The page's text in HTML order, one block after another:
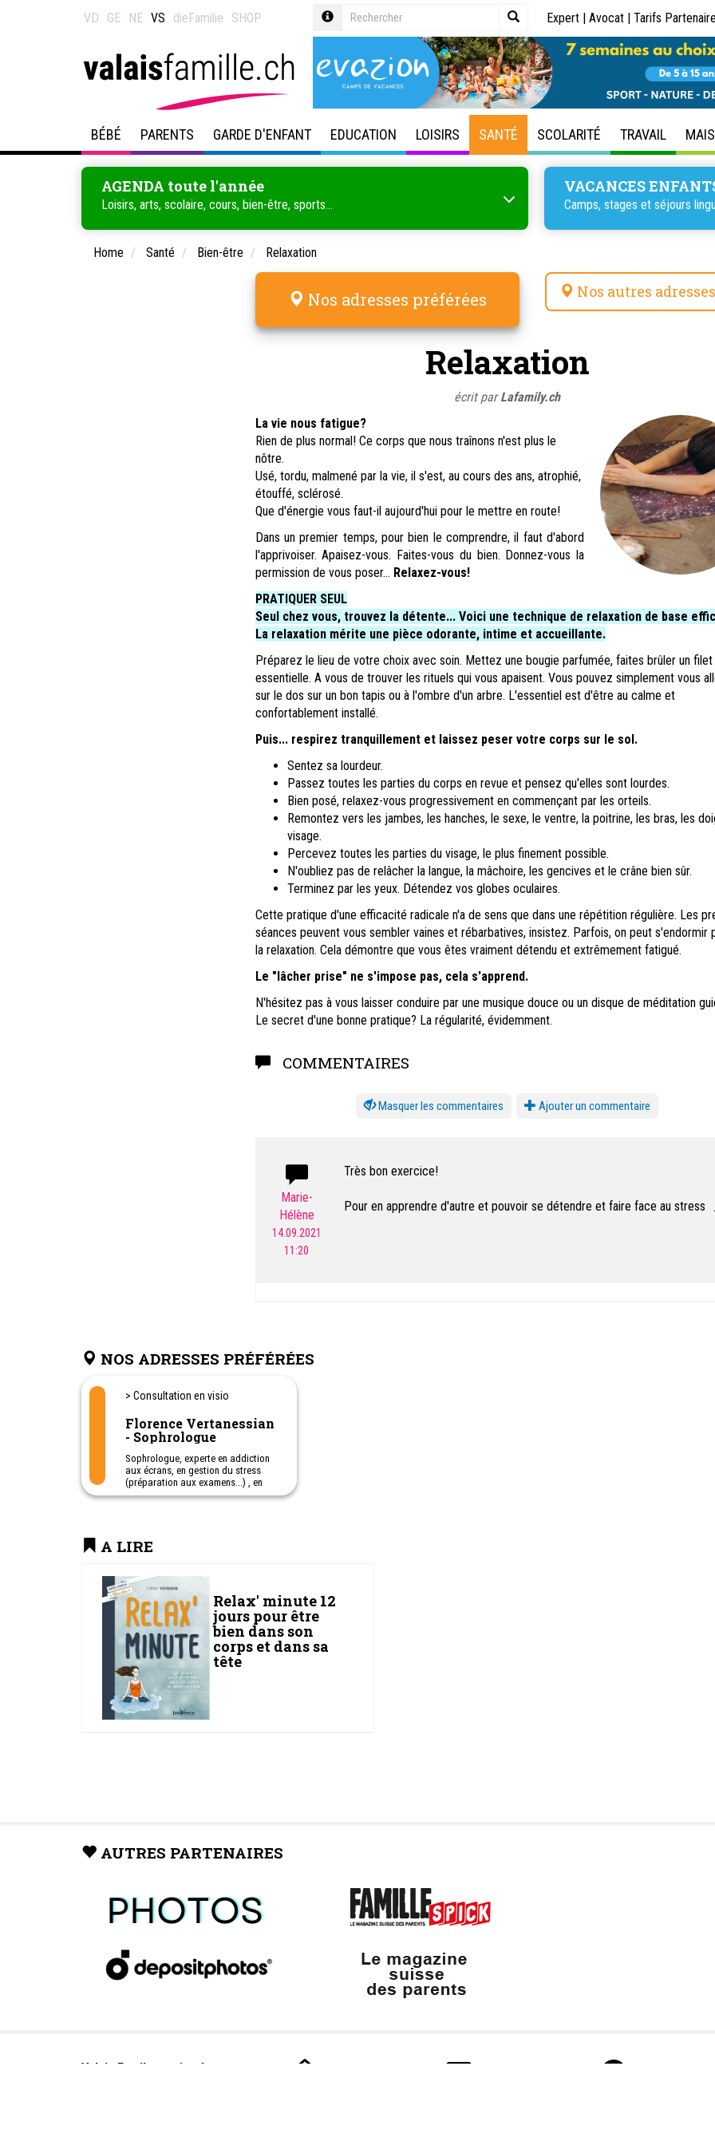
VD GE NE VS dieFamilie SHOP Expert | Avocat | Tarifs
BÉBÉ PARENTS GARDE D'ENFANT EDUCATION LOISIRS SANTÉ SCOLARITÉ TRAVAIL
AGENDA toute l'année
Loisirs, arts, scolaire, cours, bien-être, sports...
VACANCES
Camps, stages et séjours
Home Santé Bien-être Relaxation
Nos adresses préférées Nos autres adresses
Relaxation
écrit parLafamily.ch
La vie nous fatigue?
Rien de plus normal! Ce corps que nous traînons n'est plus le
nôtre.
Usé, tordu, malmené par la vie, il s'est, au cours des ans, atrophié,
étouffé, sclérosé.
Que d'énergie vous faut-il aujourd'hui pour le mettre en route!
Dans un premier temps, pour bien le comprendre, il faut d'abord
l'apprivoiser. Apaisez-vous. Faites-vous du bien. Donnez-vous la
permission de vous poser... Relaxez-vous!
PRATIQUER SEUL
Seul chez vous, trouvez la détente... Voici une technique de relaxation de base
La relaxation mérite une pièce odorante, intime et accueillante.
Préparez le lieu de votre choix avec soin. Mettez une bougie parfumée, faites brûler un filet
essentielle. A vous de trouver les rituels qui vous apaisent. Vous pouvez simplement vous
sur le dos sur un bon tapis ou à l'ombre d'un arbre. L'essentiel est d'être au calme et
confortablement installé.
Puis... respirez tranquillement et laissez peser votre corps sur le sol.
Sentez sa lourdeur.
Passez toutes les parties du corps en revue et pensez qu'elles sont lourdes.
Bien posé, relaxez-vous progressivement en commençant par les orteils.
Remontez vers les jambes, les hanches, le sexe, le ventre, la poitrine, les bras, les
visage.
Percevez toutes les parties du visage, le plus finement possible.
N'oubliez pas de relâcher la langue, la mâchoire, les gencives et le crâne bien sûr.
Terminez par les yeux. Détendez vos globes oculaires.
Cette pratique d'une efficacité radicale n'a de sens que dans une répétition régulière. Les
séances peuvent vous sembler vaines et rébarbatives, insistez. Parfois, on peut s'endormir
la relaxation. Cela démontre que vous êtes vraiment détendu et extrêmement fatigué.
Le "lâcher prise" ne s'impose pas, cela s'apprend.
N'hésitez pas à vous laisser conduire par une musique douce ou un disque de méditation
Le secret d'une bonne pratique? La régularité, évidemment.
COMMENTAIRES
les commentaires Ajouter un commentaire
Marie-
Hélène
14.09.2021
11:20
Très bon exercice!
Pour en apprendre d'autre et pouvoir se détendre et faire face au stress
NOS ADRESSES PRÉFÉRÉES
> Consultation en visio
Florence Vertanessian
- Sophrologue
Sophrologue, experte en addiction
aux écrans, en gestion du stress
(préparation aux examens...) , en
concentration
vivre une relation équilibrée aux
écrans.
visio-consultation.
Des séances efficaces, des résultats
rapides.
A LIRE
Relax' minute 12
jours pour être
bien dans son
corps et dans sa
tête
AUTRES PARTENAIRES
Valais Family, un site du